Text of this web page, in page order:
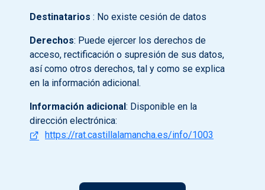
Destinatarios : No existe cesión de datos
Derechos: Puede ejercer los derechos de
acceso, rectificación o supresión de sus datos,
así como otros derechos, tal y como se explica
en la información adicional.
Información adicional : Disponible en la
dirección electrónica:
https://rat.castillalamancha.es/info/1003